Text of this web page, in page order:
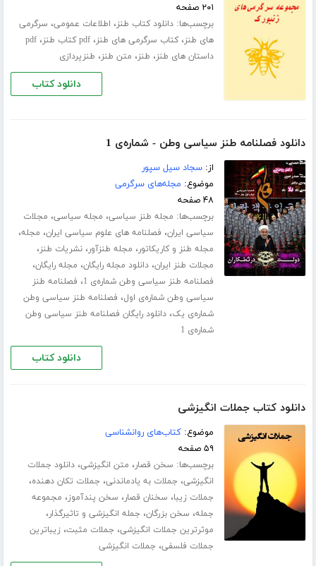
۲۰۱ صفحه
برچسب‌ها:دانلود کتاب طنز، اطلاعات عمومی، سرگرمی
های طنز،کتاب سرگرمی های طنز،pdf کتاب طنز ،pdf
داستان های طنز، طنز، متن طنز، طنزپردازی
دانلود کتاب
دانلود فصلنامه طنز سیاسی وطن - شماره‌ی 1
از:سجاد سیل سپور
موضوع: مجله‌های سرگرمی
۴۸ صفحه
برچسب‌ها: مجله طنز سیاسی، مجله سیاسی، مجلات
سیاسی ایران، فصلنامه های علوم سیاسی ایران، مجله،
مجله طنز و کاریکاتور، مجله طنزآور،نشریات طنز،
مجلات طنز ایران،دانلود مجله رایگان، مجله رایگان،
فصلنامه طنز سیاسی وطن شماره‌ی 1 ، فصلنامه طنز
سیاسی وطن شماره‌ی اول، فصلنامه طنز سیاسی وطن
شماره‌ی یک،دانلود رایگان فصلنامه طنز سیاسی وطن
شماره‌ی 1
دانلود کتاب
دانلود کتاب جملات انگیزشی
موضوع:کتاب‌های روانشناسی
۵۹ صفحه
برچسب‌ها: سخن قصار، متن انگیزشی،دانلود جملات
انگیزشی، جملات به یادماندنی، جملات تکان دهنده،
جملات زیبا، سخنان قصار، سخن پندآموز، مجموعه
جمله، سخن بزرگان، جمله انگیزشی و تاثیرگذار،
موثرترین جملات انگیزشی، جملات مثبت، زیباترین
جملات فلسفی، جملات انگیزشی